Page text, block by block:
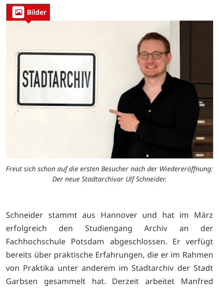
Bilder
Freut sich schon auf die ersten Besucher nach der Wiedereröffnung:
Der neue Stadtarchivar Ulf Schneider.
Schneider stammt aus Hannover und hat im März
erfolgreich den Studiengang Archiv an der
Fachhochschule Potsdam abgeschlossen. Er verfügt
bereits über praktische Erfahrungen, die er im Rahmen
von Praktika unter anderem im Stadtarchiv der Stadt
Garbsen gesammelt hat. Derzeit arbeitet Manfred